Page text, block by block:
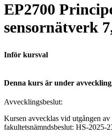
EP2700
sensornätverk
Inför kursval
Denna kurs är under
Avvecklingsbeslut:
Kursen avvecklas vid utgången
fakultetsnämndsbeslut: HS-2025-